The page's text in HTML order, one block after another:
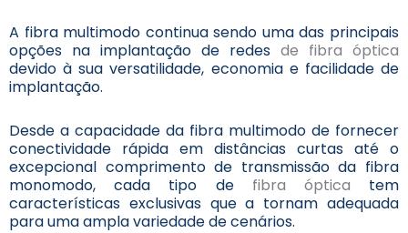
A fibra multimodo continua sendo uma das principais
opções na implantação de redes de fibra óptica
devido à sua versatilidade, economia e facilidade de
implantação.
Desde a capacidade da fibra multimodo de fornecer
conectividade rápida em distâncias curtas até o
excepcional comprimento de transmissão da fibra
monomodo, cada tipo de fibra óptica tem
características exclusivas que a tornam adequada
para uma ampla variedade de cenários.